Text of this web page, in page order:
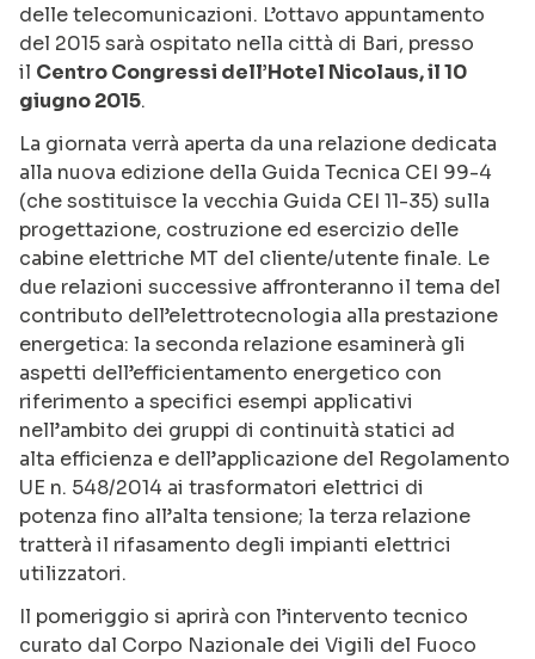
delletelecomunicazioni. L’ottavo appuntamento
del 2015 sarà ospitato nella città di Bari, presso
il Centro Congressi dell’Hotel Nicolaus, il 10
giugno 2015.
La giornata verrà aperta da una relazione dedicata
alla nuova edizione della Guida Tecnica CEI 99-4
(che sostituisce la vecchia Guida CEI 11-35) sulla
progettazione, costruzione ed esercizio delle
cabine elettriche MT del cliente/utente finale. Le
due relazioni successive affronteranno il tema del
contributo dell’elettrotecnologia alla prestazione
energetica: la seconda relazione esaminerà gli
aspetti dell’efficientamento energetico con
riferimento a specifici esempi applicativi
nell’ambito dei gruppi di continuità statici ad
alta efficienza e dell’applicazione del Regolamento
UE n. 548/2014 ai trasformatori elettrici di
potenza fino all’alta tensione; la terza relazione
tratterà il rifasamento degli impianti elettrici
utilizzatori.
Il pomeriggio si aprirà con l’intervento tecnico
curato dal Corpo Nazionale dei Vigili del Fuoco